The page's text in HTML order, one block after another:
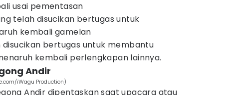
usai pementasan
telah disucikan bertugas untuk
kembali gamelan
disucikan bertugas untuk membantu
kembali perlengkapan lainnya.
Andir
iWagu Production)
Andir dipentaskan saat upacara atau